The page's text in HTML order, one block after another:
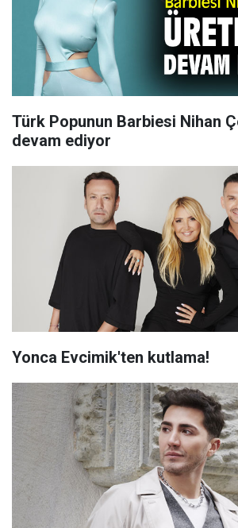
Türk Popunun Barbiesi Nihan
devam ediyor
Yonca Evcimik'ten kutlama!